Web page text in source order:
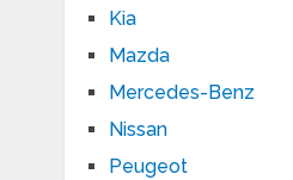
Kia
Mazda
Mercedes-Benz
Nissan
Peugeot